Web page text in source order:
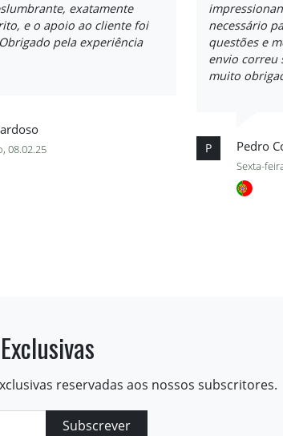
exatamente
e o apoio ao cliente foi
pela experiência
08.02.25
necessário
questões e
envio correu
muito
P Pedro
Sexta-
reservadas aos nossos subscritores.
Subscrever